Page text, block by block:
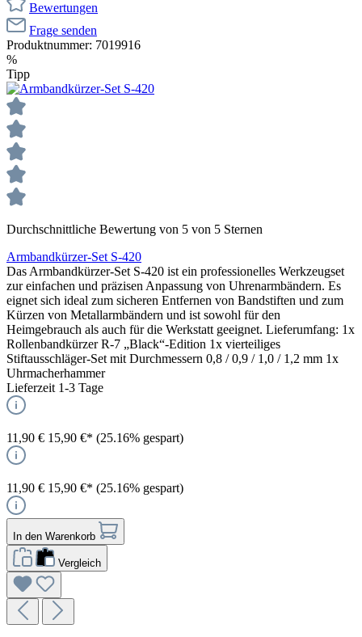
Bewertungen
Frage senden
Produktnummer: 7019916
%
Tipp
Durchschnittliche Bewertung von 5 von 5 Sternen
Armbandkürzer-Set S-420
Das Armbandkürzer-Set S-420 ist ein professionelles Werkzeugset
zur einfachen und präzisen Anpassung von Uhrenarmbändern. Es
eignet sich ideal zum sicheren Entfernen von Bandstiften und zum
Kürzen von Metallarmbändern und ist sowohl für den
Heimgebrauch als auch für die Werkstatt geeignet. Lieferumfang: 1x
Rollenbandkürzer R-7 „Black“-Edition 1x vierteiliges
Stiftausschläger-Set mit Durchmessern 0,8 / 0,9 / 1,0 / 1,2 mm 1x
Uhrmacherhammer
Lieferzeit 1-3 Tage
11,90 € 15,90 €* (25.16% gespart)
11,90 € 15,90 €* (25.16% gespart)
In den Warenkorb
Vergleich